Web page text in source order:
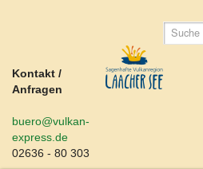
Kontakt /
Anfragen
buero@vulkan-
express.de
02636 - 80 303